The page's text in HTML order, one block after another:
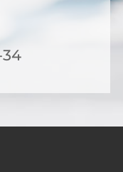
34